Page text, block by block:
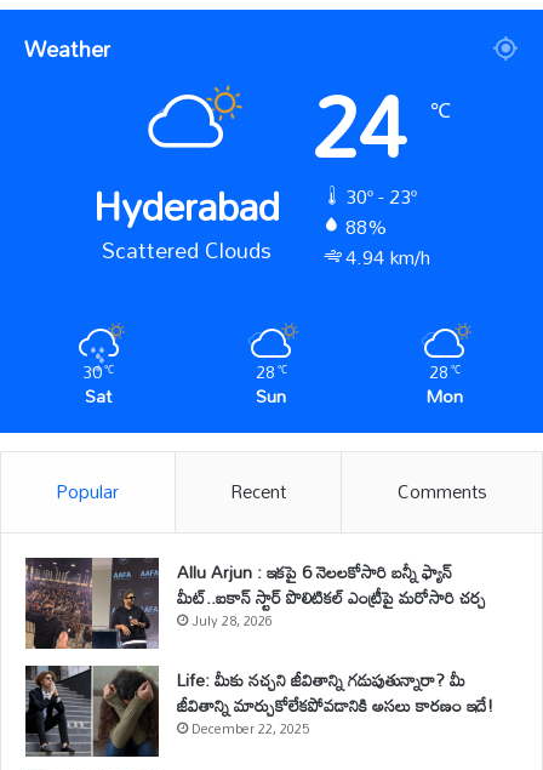
Weather
Hyderabad
Scattered Clouds
24 ℃
30º - 23º
88%
4.94 km/h
30℃
Sat
28℃
Sun
28℃
Mon
Popular Recent Comments
Allu Arjun : ఇకపై 6 నెలలకోసారి బన్నీ ఫ్యాన్
మీట్..ఐకాన్ స్టార్ పొలిటికల్ ఎంట్రీపై మరోసారి చర్చ
July 28, 2026
Life: మీకు నచ్చని జీవితాన్ని గడుపుతున్నారా? మీ
జీవితాన్ని మార్చుకోలేకపోవడానికి అసలు కారణం ఇదే!
December 22, 2025